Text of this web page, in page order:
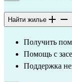
Найти жилье
Получить
Помощь с
Поддержка